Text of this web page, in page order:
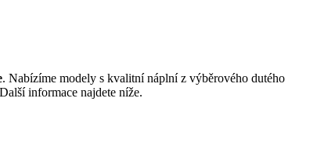
. Nabízíme modely s kvalitní náplní z výběrového dutého
informace najdete níže.